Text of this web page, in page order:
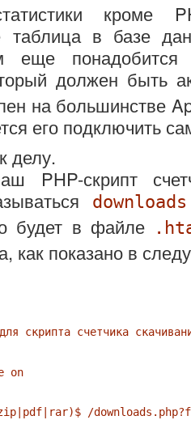
кроме
таблица в базе
еще понадобится
должен быть
на большинстве
его подключить
делу.
PHP-скрипт
будет в файле
как показано в
скрипта счетчика
on
/